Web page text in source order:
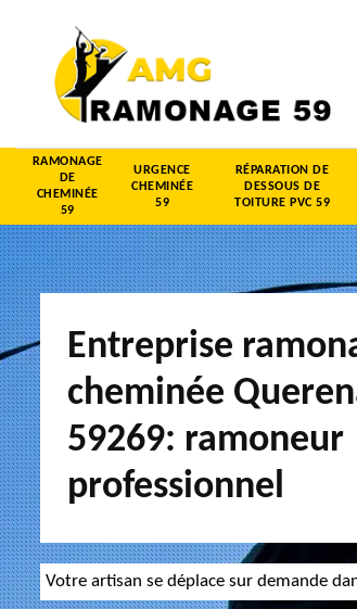
RAMONAGE
DE
CHEMINÉE
59
URGENCE
CHEMINÉE
59
RÉPARATION DE
DESSOUS DE
TOITURE PVC 59
Entreprise
cheminée
59269: ramoneur
professionnel
Votre artisan se déplace sur demande